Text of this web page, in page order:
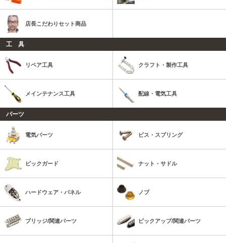
店長こだわりセット商品
工 具
リペア工具 クラフト・製作工具
メインテナンス工具 配線・電気工具
パーツ
電気パーツ ビス・スプリング
ピックガード ナット・サドル
ハードウェア・パネル ノブ
ブリッジ/関連パーツ ピックアップ/関連パーツ